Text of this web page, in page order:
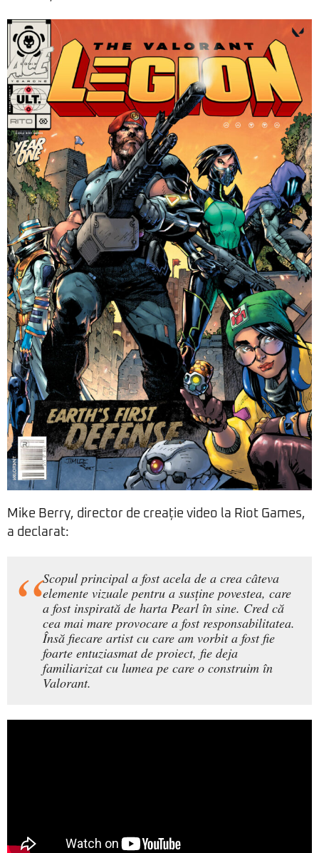
Mike Berry, director de creație video la Riot Games,
a declarat:
Scopul principal a fost acela de a crea câteva
elemente vizuale pentru a susține povestea, care
a fost inspirată de harta Pearl în sine. Cred că
cea mai mare provocare a fost responsabilitatea.
Însă fiecare artist cu care am vorbit a fost fie
foarte entuziasmat de proiect, fie deja
familiarizat cu lumea pe care o construim în
Valorant.